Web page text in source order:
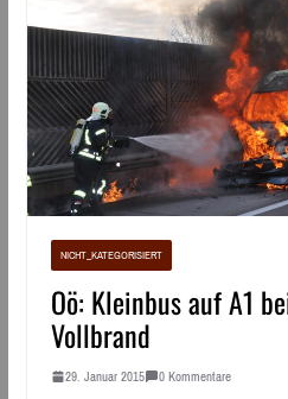
NICHT_KATEGORISIERT
Oö: Kleinbus auf A1
Vollbrand
29. Januar 2015 0 Kommentare